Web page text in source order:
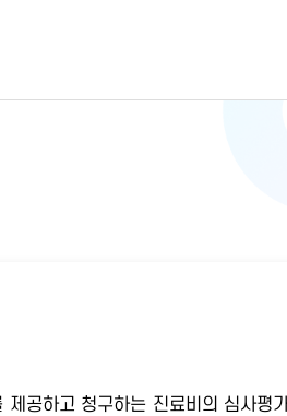
공하고 청구하는 진료비의 심사평